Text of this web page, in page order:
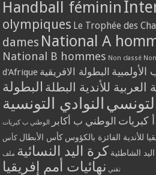
Handball féminin
olympiques Le Trophée des
dames National A
National B hommes Non classé
d'Afrique
الأولمبية البطولة الافريقية
العربية للأندية البطلة البطولة
النوادي التونسية
كبريات الوطني ب أكابر الوطني ب كبريات
للأندية الفائزة بالكؤوس كأس الأبطال كأس
الشاطئية كرة اليد النسائية ملف
تقني نهائيات أمم إفريقيا